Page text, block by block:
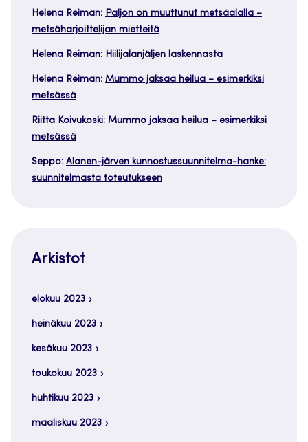
Helena Reiman: Paljon on muuttunut metsäalalla –
metsäharjoittelijan mietteitä
Helena Reiman: Hiilijalanjäljen laskennasta
Helena Reiman: Mummo jaksaa heilua – esimerkiksi
metsässä
Riitta Koivukoski: Mummo jaksaa heilua – esimerkiksi
metsässä
Seppo: Alanen-järven kunnostussuunnitelma-hanke:
suunnitelmasta toteutukseen
Arkistot
elokuu 2023
heinäkuu 2023
kesäkuu 2023
toukokuu 2023
huhtikuu 2023
maaliskuu 2023